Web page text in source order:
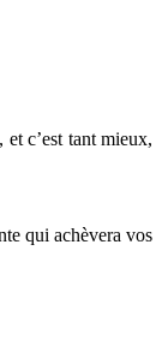
c’est tant mieux,
qui achèvera vos